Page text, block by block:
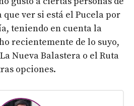
ver si está el Pucela por
teniendo en cuenta la
recientemente de lo suyo,
Nueva Balastera o el Ruta
opciones.